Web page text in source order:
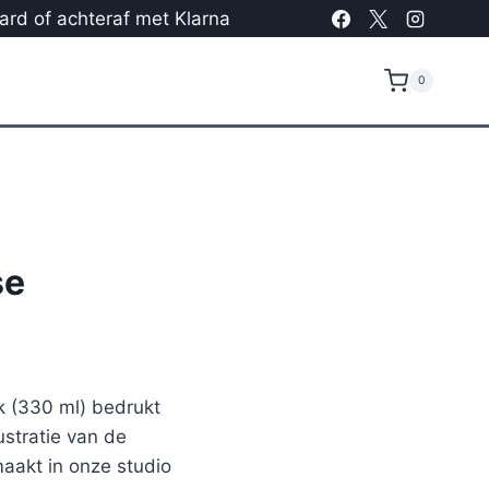
of achteraf met Klarna
0
(330 ml) bedrukt
van de
in onze studio